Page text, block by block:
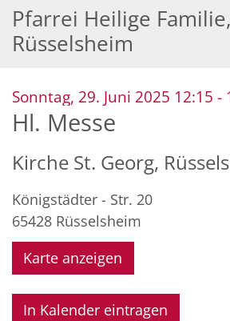
Pfarrei Heilige Familie,
Rüsselsheim
Sonntag, 29. Juni 2025 12:15 -
Hl. Messe
Kirche St. Georg,
Königstädter - Str. 20
65428 Rüsselsheim
Karte anzeigen
In Kalender eintragen